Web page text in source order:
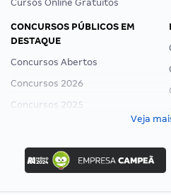
Cursos Online Gratuitos
CONCURSOS PÚBLICOS EM
DESTAQUE
Concursos Abertos
Concursos 2026
Concursos 2025
Concurso Ibama
Concurso MPU
Editais publicados
Veja